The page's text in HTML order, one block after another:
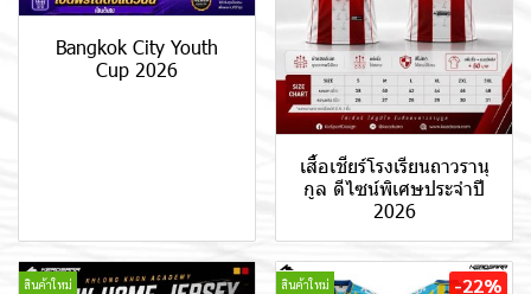
Bangkok City Youth
Cup 2026
เสื้อเชียร์โรงเรียนถาวรานุ
กูล ดีไซน์พิเศษประจำปี
2026
สินค้าใหม่
สินค้าใหม่
-22%